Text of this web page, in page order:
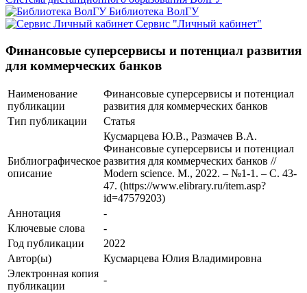
Библиотека ВолГУ
Сервис "Личный кабинет"
Финансовые суперсервисы и потенциал развития
для коммерческих банков
Наименование
публикации
Финансовые суперсервисы и потенциал
развития для коммерческих банков
Тип публикации
Статья
Библиографическое
описание
Кусмарцева Ю.В., Размачев В.А.
Финансовые суперсервисы и потенциал
развития для коммерческих банков //
Modern science. М., 2022. – №1-1. – С. 43-
47. (https://www.elibrary.ru/item.asp?
id=47579203)
Аннотация
-
Ключевые cлова
-
Год публикации
2022
Автор(ы)
Кусмарцева Юлия Владимировна
Электронная копия
публикации
-